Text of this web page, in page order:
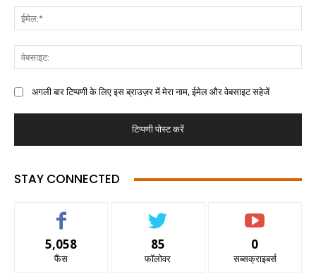
अगली बार टिप्पणी के लिए इस ब्राउज़र में मेरा नाम, ईमेल और वेबसाइट सहेजें
STAY CONNECTED
5,058
फैंस
85
फॉलोवर
0
सब्सक्राइबर्स